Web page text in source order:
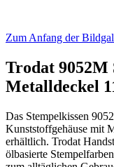
Zum Anfang der
Trodat 9052M
Metalldeckel
Das Stempelkissen
Kunststoffgehäuse mit
erhältlich. Trodat
ölbasierte